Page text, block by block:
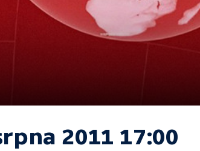
2011 17:00